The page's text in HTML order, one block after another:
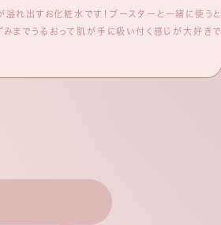
溢れ出すお化粧水です！ブースターと一緒に使うと
みまでうるおって肌が手に吸い付く感じが大好きで